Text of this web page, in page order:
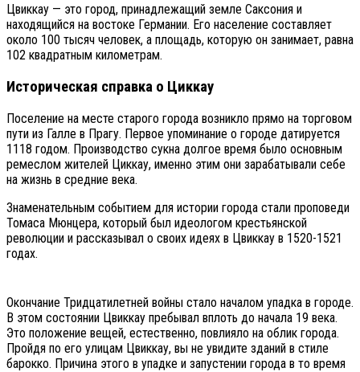
Цвиккау — это город, принадлежащий земле Саксония и
находящийся на востоке Германии. Его население составляет
около 100 тысяч человек, а площадь, которую он занимает, равна
102 квадратным километрам.
Историческая справка о Циккау
Поселение на месте старого города возникло прямо на торговом
пути из Галле в Прагу. Первое упоминание о городе датируется
1118 годом. Производство сукна долгое время было основным
ремеслом жителей Циккау, именно этим они зарабатывали себе
на жизнь в средние века.
Знаменательным событием для истории города стали проповеди
Томаса Мюнцера, который был идеологом крестьянской
революции и рассказывал о своих идеях в Цвиккау в 1520-1521
годах.
Окончание Тридцатилетней войны стало началом упадка в городе.
В этом состоянии Цвиккау пребывал вплоть до начала 19 века.
Это положение вещей, естественно, повлияло на облик города.
Пройдя по его улицам Цвиккау, вы не увидите зданий в стиле
барокко. Причина этого в упадке и запустении города в то время